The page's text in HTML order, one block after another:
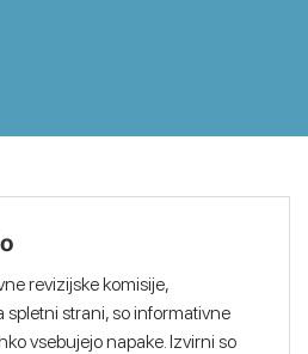
revizijske komisije,
spletni strani, so informativne
vsebujejo napake. Izvirni so